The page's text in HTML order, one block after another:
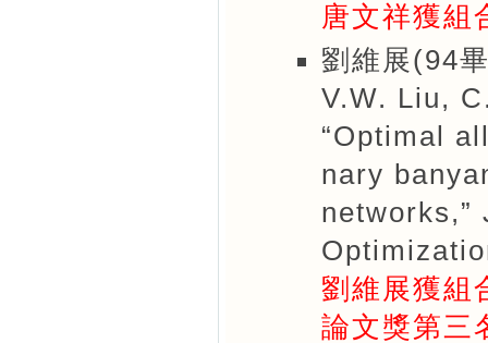
唐文祥獲組
劉維展(94
V.W. Liu,
“Optimal
nary
networks,”
劉維展獲組
論文獎第三